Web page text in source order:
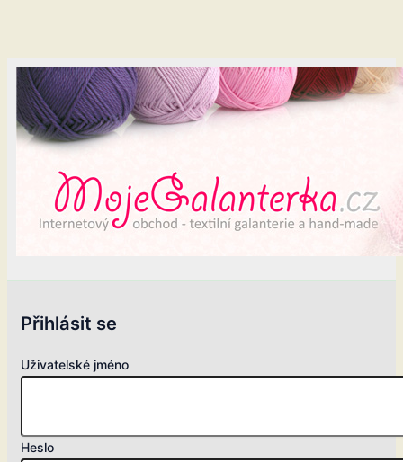
Přihlásit se
Uživatelské jméno
Heslo